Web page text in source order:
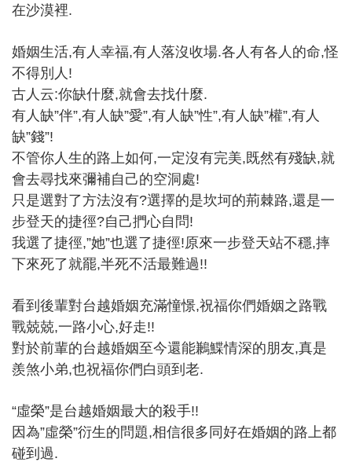
在沙漠裡.
婚姻生活,有人幸福,有人落沒收場.各人有各人的命,怪
不得別人!
古人云:你缺什麼,就會去找什麼.
有人缺”伴”,有人缺”愛”,有人缺”性”,有人缺”權”,有人
缺”錢”!
不管你人生的路上如何,一定沒有完美,既然有殘缺,就
會去尋找來彌補自己的空洞處!
只是選對了方法沒有?選擇的是坎坷的荊棘路,還是一
步登天的捷徑?自己捫心自問!
我選了捷徑,”她”也選了捷徑!原來一步登天站不穩,摔
下來死了就罷,半死不活最難過!!
看到後輩對台越婚姻充滿憧憬,祝福你們婚姻之路戰
戰兢兢,一路小心,好走!!
對於前輩的台越婚姻至今還能鶼鰈情深的朋友,真是
羨煞小弟,也祝福你們白頭到老.
“虛榮”是台越婚姻最大的殺手!!
因為”虛榮”衍生的問題,相信很多同好在婚姻的路上都
碰到過.